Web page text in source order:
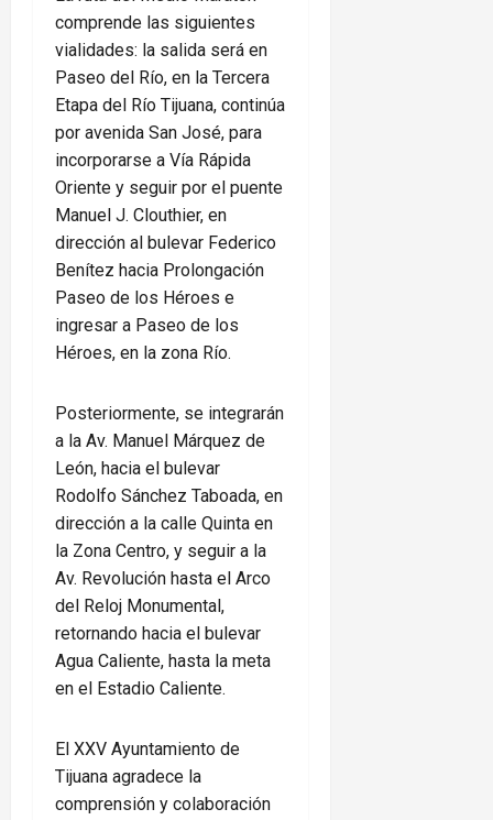
comprende las siguientes
vialidades: la salida será en
Paseo del Río, en la Tercera
Etapa del Río Tijuana, continúa
por avenida San José, para
incorporarse a Vía Rápida
Oriente y seguir por el puente
Manuel J. Clouthier, en
dirección al bulevar Federico
Benítez hacia Prolongación
Paseo de los Héroes e
ingresar a Paseo de los
Héroes, en la zona Río.
Posteriormente, se integrarán
a la Av. Manuel Márquez de
León, hacia el bulevar
Rodolfo Sánchez Taboada, en
dirección a la calle Quinta en
la Zona Centro, y seguir a la
Av. Revolución hasta el Arco
del Reloj Monumental,
retornando hacia el bulevar
Agua Caliente, hasta la meta
en el Estadio Caliente.
El XXV Ayuntamiento de
Tijuana agradece la
comprensión y colaboración